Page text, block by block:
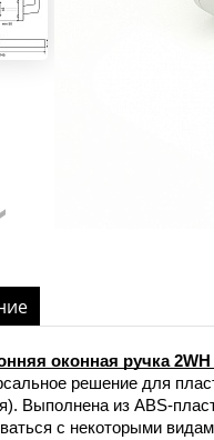
оконная ручка
решение для
Выполнена из ABS-
с некоторыми